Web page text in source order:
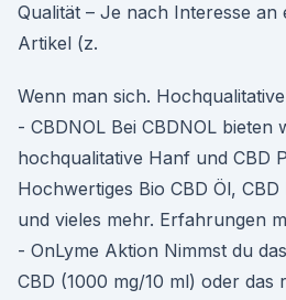
Qualität – Je nach Interesse an
Artikel (z.
Wenn man sich.
- CBDNOL Bei CBDNOL
hochqualitative Hanf und CBD
Hochwertiges Bio CBD Öl,
und vieles mehr. Erfahrungen
- OnLyme Aktion Nimmst du
CBD (1000 mg/10 ml) oder das